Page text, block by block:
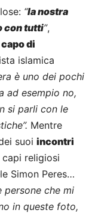
“la nostra
con tutti”,
capo di
islamica
è uno dei pochi
ad esempio no,
si parli con le
Mentre
suoi incontri
capi religiosi
Simon Peres…
persone che mi
in queste foto,